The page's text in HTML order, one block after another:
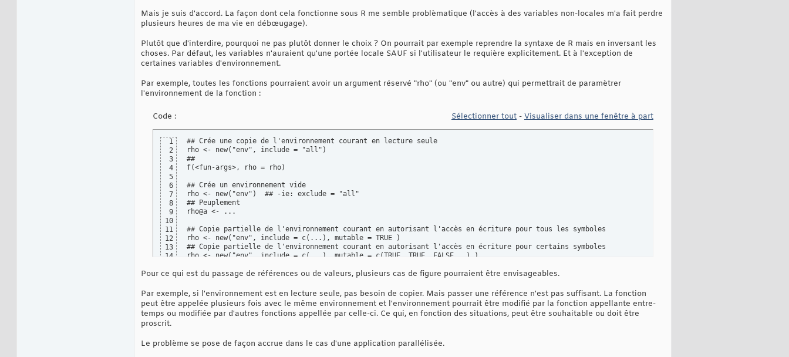
Mais je suis d'accord. La façon dont cela fonctionne sous R me semble problèmatique (l'accès à des variables non-locales m'a fait perdre
plusieurs heures de ma vie en débœugage).
Plutôt que d'interdire, pourquoi ne pas plutôt donner le choix ? On pourrait par exemple reprendre la syntaxe de R mais en inversant les
choses. Par défaut, les variables n'auraient qu'une portée locale SAUF si l'utilisateur le requière explicitement. Et à l'exception de
certaines variables d'environnement.
Par exemple, toutes les fonctions pourraient avoir un argument réservé "rho" (ou "env" ou autre) qui permettrait de paramètrer
l'environnement de la fonction :
Code : Sélectionner tout - Visualiser dans une fenêtre à part
1
2
3
4
5
6
7
8
9
10
11
12
13
14
## Crée une copie de l'environnement courant en lecture seule
rho <- new("env", include = "all")
##
f(<fun-args>, rho = rho)
## Crée un environnement vide
rho <- new("env")  ## -ie: exclude = "all"
## Peuplement
rho@a <- ...
## Copie partielle de l'environnement courant en autorisant l'accès en écriture pour tous les symboles
rho <- new("env", include = c(...), mutable = TRUE )
## Copie partielle de l'environnement courant en autorisant l'accès en écriture pour certains symboles
rho <- new("env", include = c(...), mutable = c(TRUE, TRUE, FALSE...) )
Pour ce qui est du passage de références ou de valeurs, plusieurs cas de figure pourraient être envisageables.
Par exemple, si l'environnement est en lecture seule, pas besoin de copier. Mais passer une référence n'est pas suffisant. La fonction
peut être appelée plusieurs fois avec le même environnement et l'environnement pourrait être modifié par la fonction appellante entre-
temps ou modifiée par d'autres fonctions appellée par celle-ci. Ce qui, en fonction des situations, peut être souhaitable ou doit être
proscrit.
Le problème se pose de façon accrue dans le cas d'une application parallélisée.